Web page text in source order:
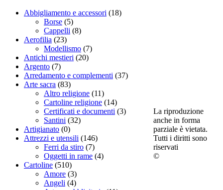
Abbigliamento e accessori (18)
Borse (5)
Cappelli (8)
Aerofilia (23)
Modellismo (7)
Antichi mestieri (20)
Argento (7)
Arredamento e complementi (37)
Arte sacra (83)
Altro religione (11)
Cartoline religione (14)
Certificati e documenti (3)
Santini (32)
Artigianato (0)
Attrezzi e utensili (146)
Ferri da stiro (7)
Oggetti in rame (4)
Cartoline (510)
Amore (3)
Angeli (4)
La riproduzione
anche in forma
parziale è vietata.
Tutti i diritti sono
riservati
©